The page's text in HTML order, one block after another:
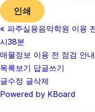
인쇄
« 파주실용음악학원 이용
시38분
매물정보 이용 전 점검 안
목록보기 답글쓰기
글수정 글삭제
Powered by KBoard